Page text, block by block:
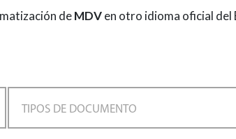
deMDVen otro idioma oficial del
TIPOS DE DOCUMENTO